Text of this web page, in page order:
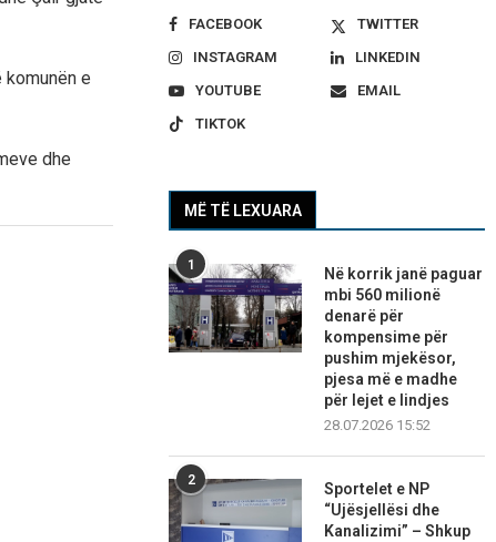
e
dhe
FACEBOOK
TWITTER
INSTAGRAM
LINKEDIN
YOUTUBE
EMAIL
TIKTOK
MË TË LEXUARA
1
Në korrik janë paguar
mbi 560 milionë
denarë për
kompensime për
pushim mjekësor,
pjesa më e madhe
për lejet e lindjes
28.07.2026 15:52
2
Sportelet e NP
“Ujësjellësi dhe
Kanalizimi” – Shkup